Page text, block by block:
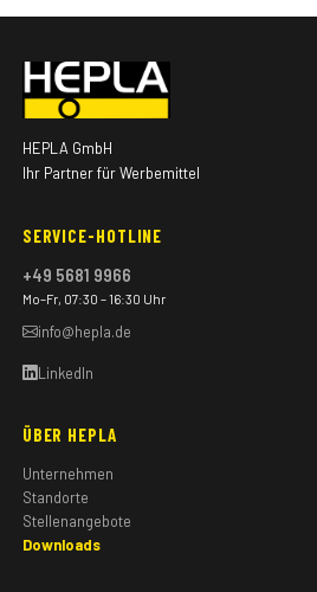
HEPLA GmbH
Ihr Partner für Werbemittel
SERVICE-HOTLINE
+49 5681 9966
Mo–Fr, 07:30 – 16:30 Uhr
info@hepla.de
LinkedIn
ÜBER HEPLA
Unternehmen
Standorte
Stellenangebote
Downloads